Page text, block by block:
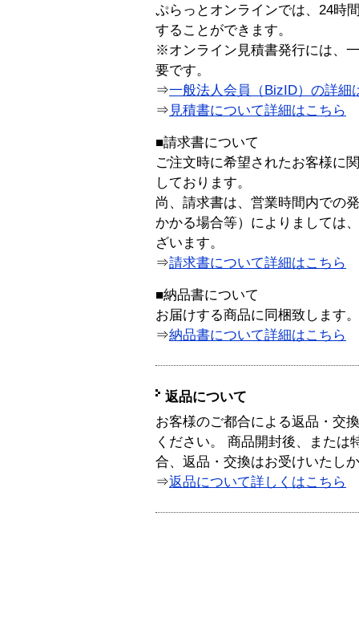
ぷらっとオンラインでは、24時
することができます。
※オンライン見積書発行には、
要です。
⇒一般法人会員（BizID）の詳細
⇒ 見積書について詳細はこちら
■請求書について
ご注文時に希望されたお客様に
しております。
尚、請求書は、営業時間内での
かかる場合等）によりましては
ざいます。
⇒請求書について詳細はこちら
■納品書について
お届けする商品に同梱致します。
⇒納品書について詳細はこちら
返品について
お客様のご都合による返品・交
ください。 商品開封後、または
合、返品・交換はお受けいたし
⇒返品について詳しくはこちら